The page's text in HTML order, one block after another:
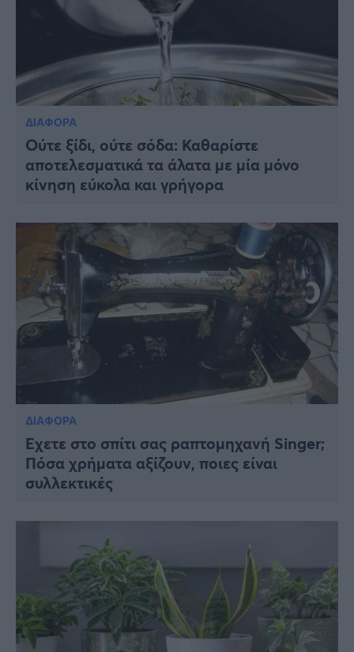
ΔΙΑΦΟΡΑ
Ούτε ξίδι, ούτε σόδα: Καθαρίστε
αποτελεσματικά τα άλατα με μία μόνο
κίνηση εύκολα και γρήγορα
ΔΙΑΦΟΡΑ
Έχετε στο σπίτι σας ραπτομηχανή Singer;
Πόσα χρήματα αξίζουν, ποιες είναι
συλλεκτικές